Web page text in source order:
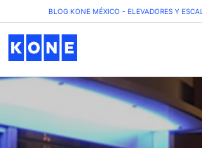
BLOG KONE MÉXICO - ELEVADORES Y